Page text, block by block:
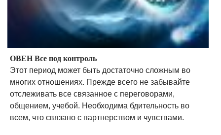
ОВЕН Все под контроль
Этот период может быть достаточно сложным во
многих отношениях. Прежде всего не забывайте
отслеживать все связанное с переговорами,
общением, учебой. Необходима бдительность во
всем, что связано с партнерством и чувствами.